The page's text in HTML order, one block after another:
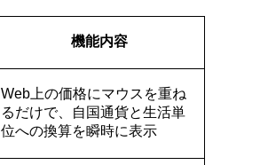
機能内容
Web上の価格にマウスを重ね
るだけで、自国通貨と生活単
位への換算を瞬時に表示